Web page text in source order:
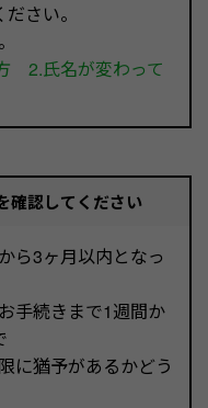
さい。
2.氏名が変わって
確認してください
ら3ヶ月以内となっ
手続きまで1週間か
に猶予があるかどう